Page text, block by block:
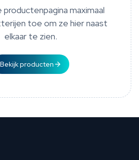
maximaal
toe om ze hier naast
elkaar te zien.
Bekijk producten